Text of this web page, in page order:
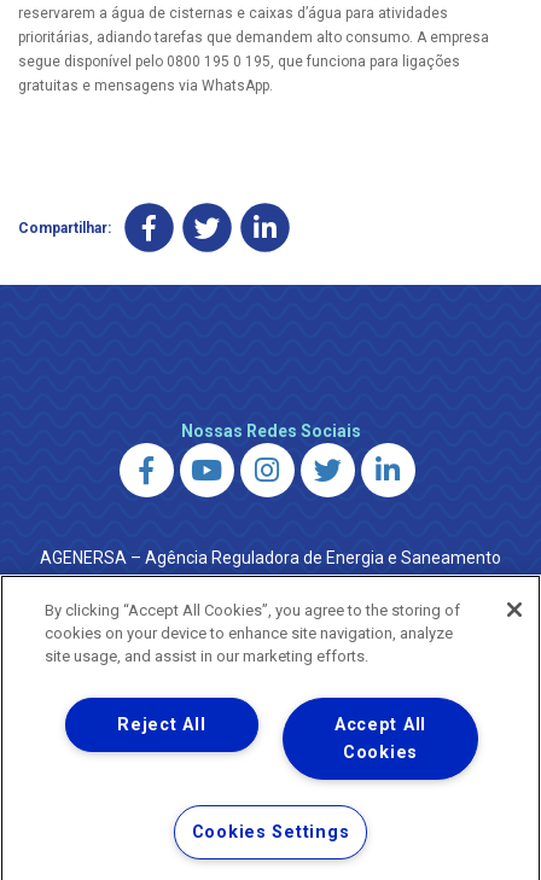
reservarem a água de cisternas e caixas d’água para atividades
prioritárias, adiando tarefas que demandem alto consumo. A empresa
segue disponível pelo 0800 195 0 195, que funciona para ligações
gratuitas e mensagens via WhatsApp.
Compartilhar:
Nossas Redes Sociais
AGENERSA – Agência Reguladora de Energia e Saneamento
do Estado do Rio de Janeiro
0800 024 9040 · (21) 2332-6457 (WhatsApp) ·
ouvidoria@agenersa.rj.gov.br/ouvidoria.agenersa@gmail.com
·http://www.agenersa.rj.gov.br
Uma empresa
Copyright ® 2026 - Todos os Direitos Reservados.
Termos Gerais de Uso de Sites e Aplicativos
Política de Privacidade e Proteção de Dados
By clicking “Accept All Cookies”, you agree to the storing of
cookies on your device to enhance site navigation, analyze
site usage, and assist in our marketing efforts.
Accept All
Cookies
Reject All
Cookies Settings